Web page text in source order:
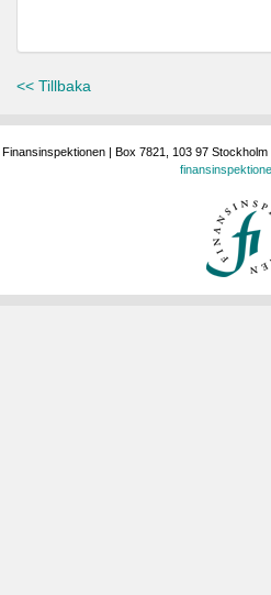
<< Tillbaka
Finansinspektionen | Box 7821, 103 97